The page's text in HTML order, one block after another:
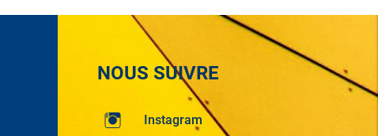
NOUS SUIVRE
Instagram